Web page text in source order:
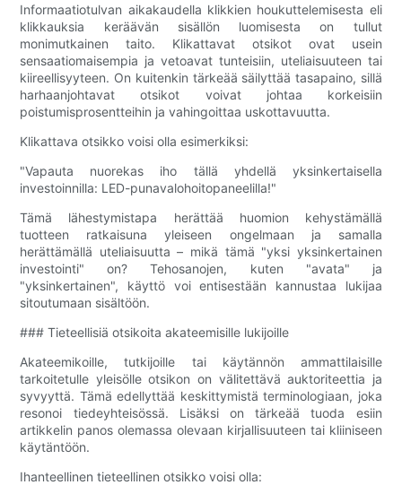
Informaatiotulvan aikakaudella klikkien houkuttelemisesta eli
klikkauksia keräävän sisällön luomisesta on tullut
monimutkainen taito. Klikattavat otsikot ovat usein
sensaatiomaisempia ja vetoavat tunteisiin, uteliaisuuteen tai
kiireellisyyteen. On kuitenkin tärkeää säilyttää tasapaino, sillä
harhaanjohtavat otsikot voivat johtaa korkeisiin
poistumisprosentteihin ja vahingoittaa uskottavuutta.
Klikattava otsikko voisi olla esimerkiksi:
"Vapauta nuorekas iho tällä yhdellä yksinkertaisella
investoinnilla: LED-punavalohoitopaneelilla!"
Tämä lähestymistapa herättää huomion kehystämällä
tuotteen ratkaisuna yleiseen ongelmaan ja samalla
herättämällä uteliaisuutta – mikä tämä "yksi yksinkertainen
investointi" on? Tehosanojen, kuten "avata" ja
"yksinkertainen", käyttö voi entisestään kannustaa lukijaa
sitoutumaan sisältöön.
### Tieteellisiä otsikoita akateemisille lukijoille
Akateemikoille, tutkijoille tai käytännön ammattilaisille
tarkoitetulle yleisölle otsikon on välitettävä auktoriteettia ja
syvyyttä. Tämä edellyttää keskittymistä terminologiaan, joka
resonoi tiedeyhteisössä. Lisäksi on tärkeää tuoda esiin
artikkelin panos olemassa olevaan kirjallisuuteen tai kliiniseen
käytäntöön.
Ihanteellinen tieteellinen otsikko voisi olla: